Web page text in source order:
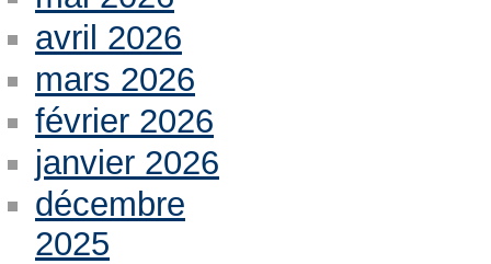
avril 2026
mars 2026
février 2026
janvier 2026
décembre
2025